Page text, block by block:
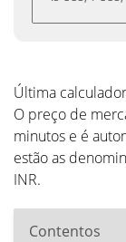
Última
O preço de
minutos e é
estão as
INR.
Contentos